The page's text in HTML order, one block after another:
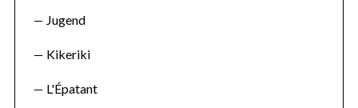
Jugend
Kikeriki
L'Épatant